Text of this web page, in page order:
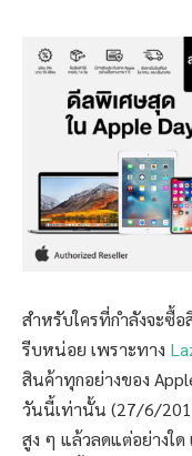
สำหรับใครที่กำลังจะซื้
รีบหน่อย เพราะทาง
สินค้าทุกอย่างของ
วันนี้เท่านั้น (27/6/
สูง ๆ แล้วลดแต่อย่างใ